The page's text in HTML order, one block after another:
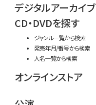
デジタルアーカイブ
CD・DVDを探す
ジャンル一覧から検索
発売年月/番号から検索
人名一覧から検索
オンラインストア